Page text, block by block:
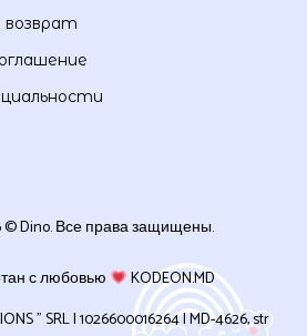
© Dino. Все права защищены.
с любовью
KODEON.MD
” SRL | 1026600016264 | MD-4626, str